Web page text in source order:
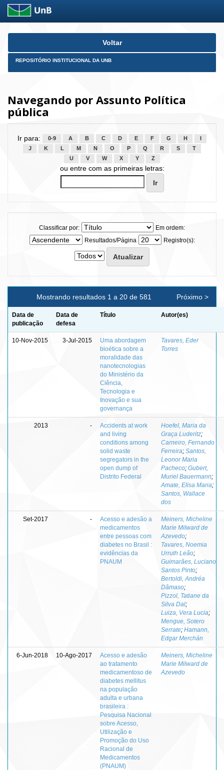
Skip
Voltar
REPOSITÓRIO INSTITUCIONAL DA UNB
Navegando por Assunto Política
pública
Ir para: 0-9 A B C D E F G H
J
K L M N O P Q R S
T
U
V W X Y Z
ou entre com as primeiras letras:
Classificar por:
Em ordem:
Resultados/Página
Registro(s):
Mostrando resultados 1 a 20 de 581 Próximo >
Data de
publicação
Data de
defesa
Título Autor(es)
10-Nov-2015 3-Jul-2015
Uma abordagem
bioética sobre a
moralidade das
nanotecnologias
do Ministério da
Ciência,
Tecnologia e
Inovação e sua
governança
Tavares, Eder
Torres
2013 -
Accidents at work
and living
conditions among
solid waste
segregators in the
open dump of
Distrito Federal
Hoefel, Maria da
Graça Luderitz;
Carneiro, Fernando
Ferreira; Santos,
Leonor Maria
Pacheco; Gubert,
Muriel Bauermann;
Amate, Elisa Maria;
Santos, Wallace
dos
Set-2017 -
Acesso e adesão a
medicamentos
entre pessoas com
diabetes no Brasil :
evidências da
PNAUM
Meiners, Micheline
Marie Milward de
Azevedo;
Tavares, Noemia
Urruth Leão;
Guimarães, Luciano
Santos Pinto;
Bertoldi, Andréa
Dâmaso;
Pizzol, Tatiane da
Silva Dal;
Luiza, Vera Lucia;
Mengue, Sotero
Serrate; Hamann,
Edgar Merchán
6-Jun-2018 10-Ago-2017
Acesso e adesão
ao tratamento
medicamentoso de
diabetes mellitus
na população
adulta e urbana
brasileira :
Pesquisa Nacional
sobre Acesso,
Utilização e
Promoção do Uso
Racional de
Medicamentos
(PNAUM)
Meiners, Micheline
Marie Milward de
Azevedo